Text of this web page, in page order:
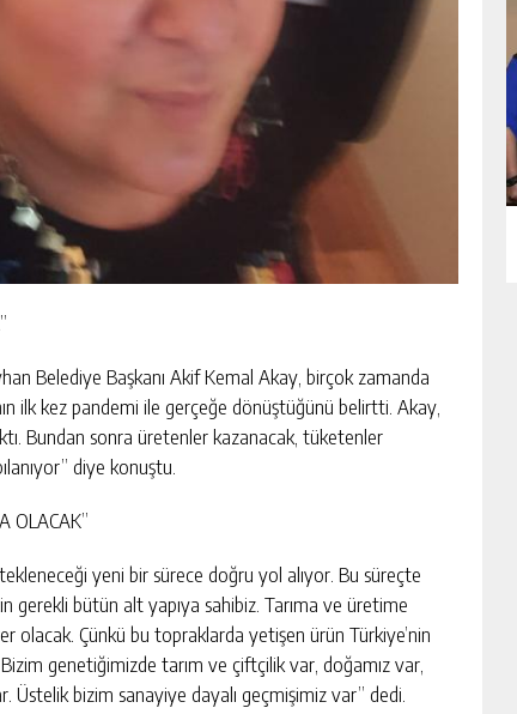
Belediye Başkanı Akif Kemal Akay, birçok zamanda
ilk kez pandemi ile gerçeğe dönüştüğünü belirtti. Akay,
Bundan sonra üretenler kazanacak, tüketenler
diye konuştu.
OLACAK”
yeni bir sürece doğru yol alıyor. Bu süreçte
gerekli bütün alt yapıya sahibiz. Tarıma ve üretime
olacak. Çünkü bu topraklarda yetişen ürün Türkiye’nin
genetiğimizde tarım ve çiftçilik var, doğamız var,
Üstelik bizim sanayiye dayalı geçmişimiz var” dedi.